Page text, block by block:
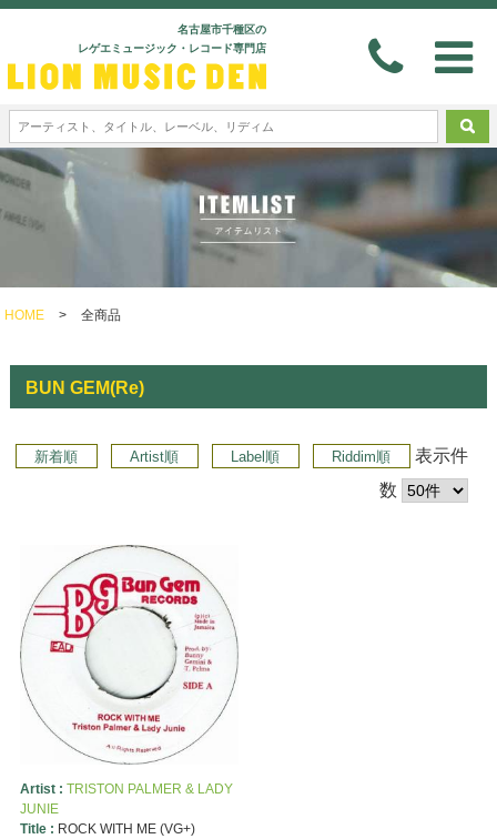
名古屋市千種区の
レゲエミュージック・レコード専門店
HOME > 全商品
BUN GEM(Re)
新着順 Artist順 Label順 Riddim順
表示件
数
Artist : TRISTON PALMER & LADY
JUNIE
Title : ROCK WITH ME (VG+)